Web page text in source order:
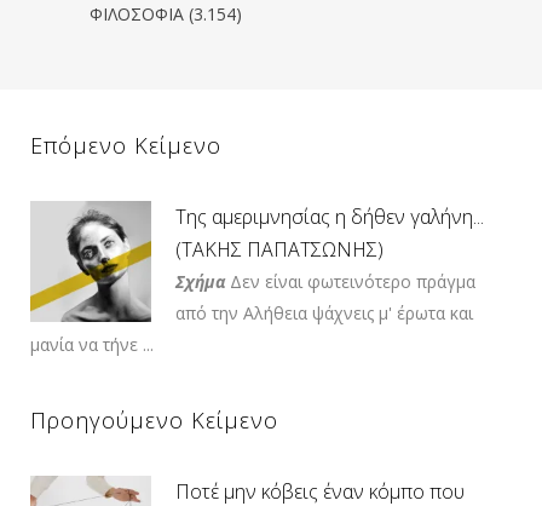
ΦΙΛΟΣΟΦΙΑ (3.154)
Επόμενο Κείμενο
Της αμεριμνησίας η δήθεν γαλήνη...
(ΤΑΚΗΣ ΠΑΠΑΤΣΩΝΗΣ)
ΣχήμαΔεν είναι φωτεινότερο πράγμα
από την Αλήθεια ψάχνεις μ' έρωτα και
μανία να τήνε ...
Προηγούμενο Κείμενο
Ποτέ μην κόβεις έναν κόμπο που